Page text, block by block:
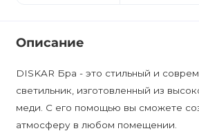
Описание
DISKAR Бра - это стильный и
светильник, изготовленный из
меди. С его помощью вы сможете
атмосферу в любом помещении.